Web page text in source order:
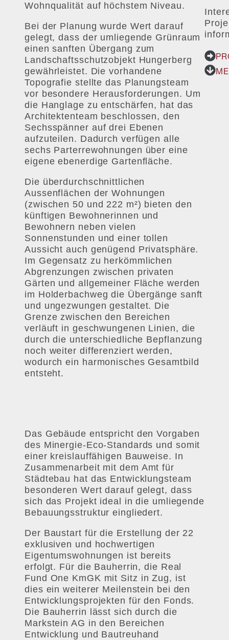
Wohnqualität auf höchstem Niveau.
Bei der Planung wurde Wert darauf
gelegt, dass der umliegende Grünraum
einen sanften Übergang zum
Landschaftsschutzobjekt Hungerberg
gewährleistet. Die vorhandene
Topografie stellte das Planungsteam
vor besondere Herausforderungen. Um
die Hanglage zu entschärfen, hat das
Architektenteam beschlossen, den
Sechsspänner auf drei Ebenen
aufzuteilen. Dadurch verfügen alle
sechs Parterrewohnungen über eine
eigene ebenerdige Gartenfläche.
Die überdurchschnittlichen
Aussenflächen der Wohnungen
(zwischen 50 und 222 m²) bieten den
künftigen Bewohnerinnen und
Bewohnern neben vielen
Sonnenstunden und einer tollen
Aussicht auch genügend Privatsphäre.
Im Gegensatz zu herkömmlichen
Abgrenzungen zwischen privaten
Gärten und allgemeiner Fläche werden
im Holderbachweg die Übergänge sanft
und ungezwungen gestaltet. Die
Grenze zwischen den Bereichen
verläuft in geschwungenen Linien, die
durch die unterschiedliche Bepflanzung
noch weiter differenziert werden,
wodurch ein harmonisches Gesamtbild
entsteht.
Das Gebäude entspricht den Vorgaben
des Minergie-Eco-Standards und somit
einer kreislauffähigen Bauweise. In
Zusammenarbeit mit dem Amt für
Städtebau hat das Entwicklungsteam
besonderen Wert darauf gelegt, dass
sich das Projekt ideal in die umliegende
Bebauungsstruktur eingliedert.
Der Baustart für die Erstellung der 22
exklusiven und hochwertigen
Eigentumswohnungen ist bereits
erfolgt. Für die Bauherrin, die Real
Fund One KmGK mit Sitz in Zug, ist
dies ein weiterer Meilenstein bei den
Entwicklungsprojekten für den Fonds.
Die Bauherrin lässt sich durch die
Markstein AG in den Bereichen
Entwicklung und Bautreuhand